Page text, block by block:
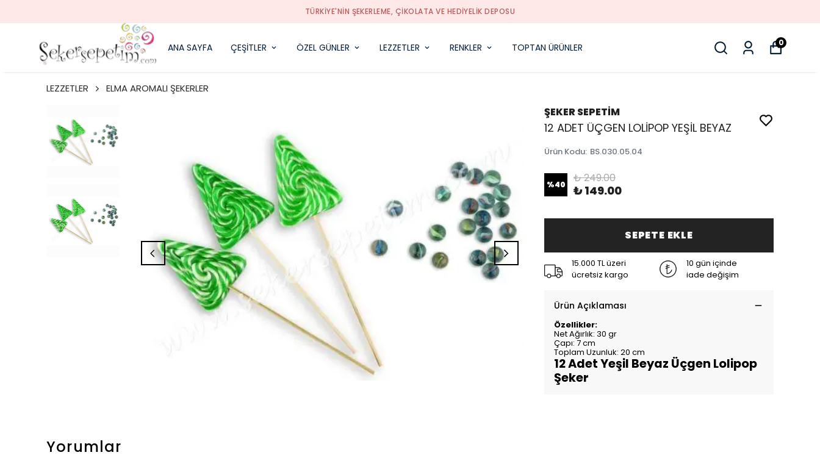
TÜRKIYE'NIN ŞEKERLEME, ÇIKOLATA VE HEDIYELIK DEPOSU
ANA SAYFA ÇEŞİTLER ÖZEL GÜNLER LEZZETLER RENKLER TOPTAN ÜRÜNLER 0
LEZZETLER ELMA AROMALI ŞEKERLER
ŞEKER SEPETİM
12 ADET ÜÇGEN LOLİPOP YEŞİL BEYAZ
Ürün Kodu: BS.030.05.04
%40 ₺ 249.00
₺ 149.00
SEPETE EKLE
15.000 TL üzeri
ücretsiz kargo
10 gün içinde
iade değişim
Ürün Açıklaması
Özellikler:
Net Ağırlık: 30 gr
Çapı: 7 cm
Toplam Uzunluk: 20 cm
12 Adet Yeşil Beyaz Üçgen Lolipop
Şeker
Yorumlar